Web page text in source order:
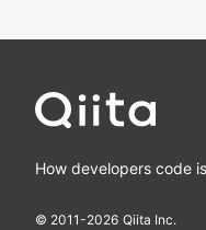
How developers code
© 2011-2026 Qiita Inc.